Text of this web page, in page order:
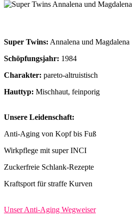
Super Twins: Annalena und Magdalena
Schöpfungsjahr: 1984
Charakter: pareto-altruistisch
Hauttyp: Mischhaut, feinporig
Unsere Leidenschaft:
Anti-Aging von Kopf bis Fuß
Wirkpflege mit super INCI
Zuckerfreie Schlank-Rezepte
Kraftsport für straffe Kurven
Unser Anti-Aging Wegweiser